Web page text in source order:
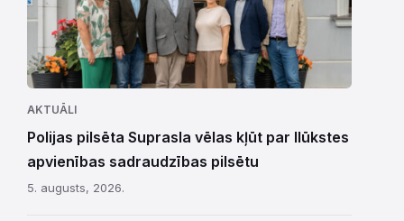
AKTUĀLI
Polijas pilsēta Suprasla vēlas kļūt par Ilūkstes
apvienības sadraudzības pilsētu
5. augusts, 2026.